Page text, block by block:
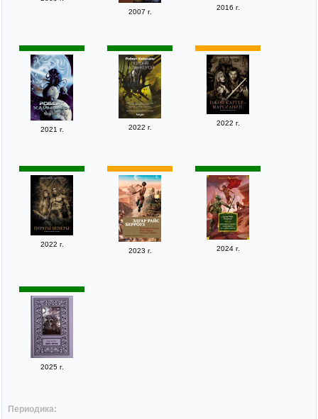
2007 г.
2016 г.
2021 г. 2022 г.
2022 г.
2022 г.
2023 г.
2024 г.
2025 г.
Периодика: